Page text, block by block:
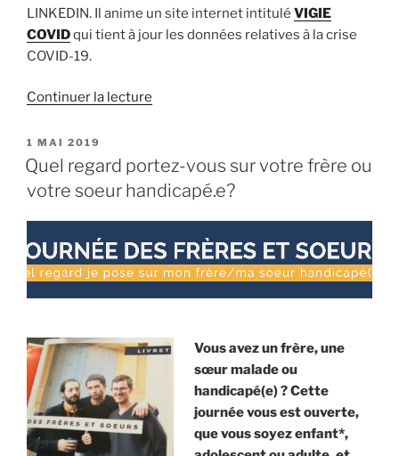
LINKEDIN. Il anime un site internet intitulé VIGIE
COVIDqui tient à jour les données relatives à la crise
COVID-19.
Continuer la lecture
vigilance
sanitaire
citoyenne. »
PUBLIÉ
LE
1 MAI 2019
Quel regard portez-vous sur votre frère ou
votre soeur handicapé.e?
Vous avez un frère, une
sœur malade ou
handicapé(e) ? Cette
journée vous est ouverte,
que vous soyez enfant*,